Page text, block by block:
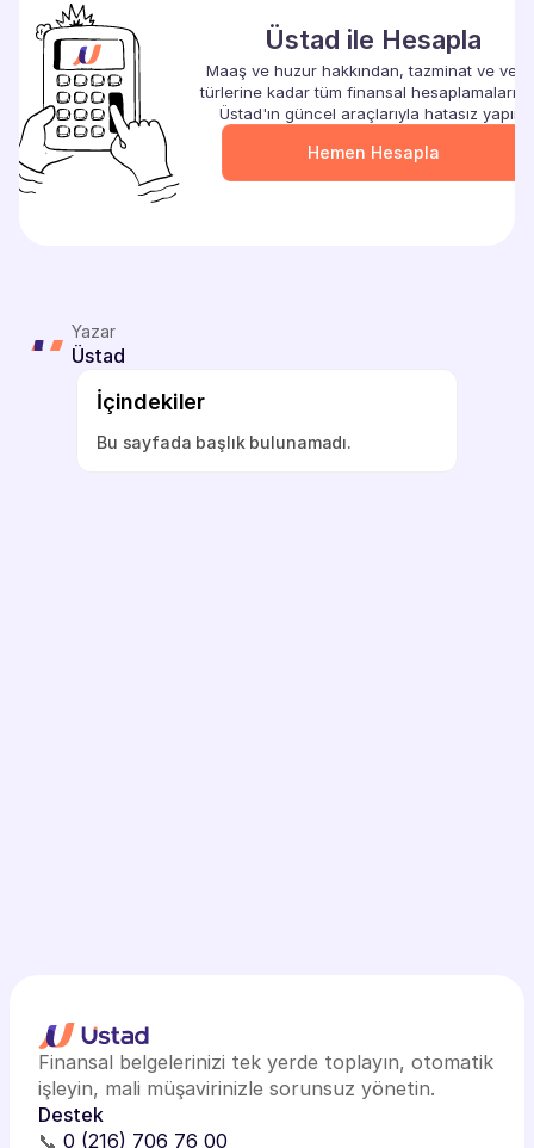
Üstad ile Hesapla
Maaş ve huzur hakkından, tazminat ve
türlerine kadar tüm finansal
Üstad'ın güncel araçlarıyla hatasız yapın.
Hemen Hesapla
Hemen Başla
Yazar
Üstad
İçindekiler
Bu sayfada başlık bulunamadı.
Finansal belgelerinizi tek yerde toplayın, otomatik
işleyin, mali müşavirinizle sorunsuz yönetin.
Destek
📞 0 (216) 706 76 00